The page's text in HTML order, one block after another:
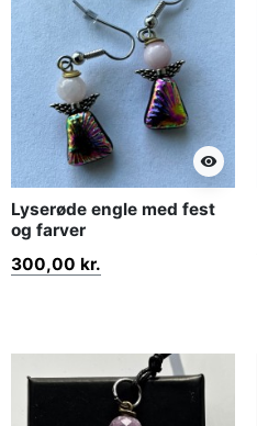
visibility
Lyserøde engle med fest
og farver
300,00 kr.